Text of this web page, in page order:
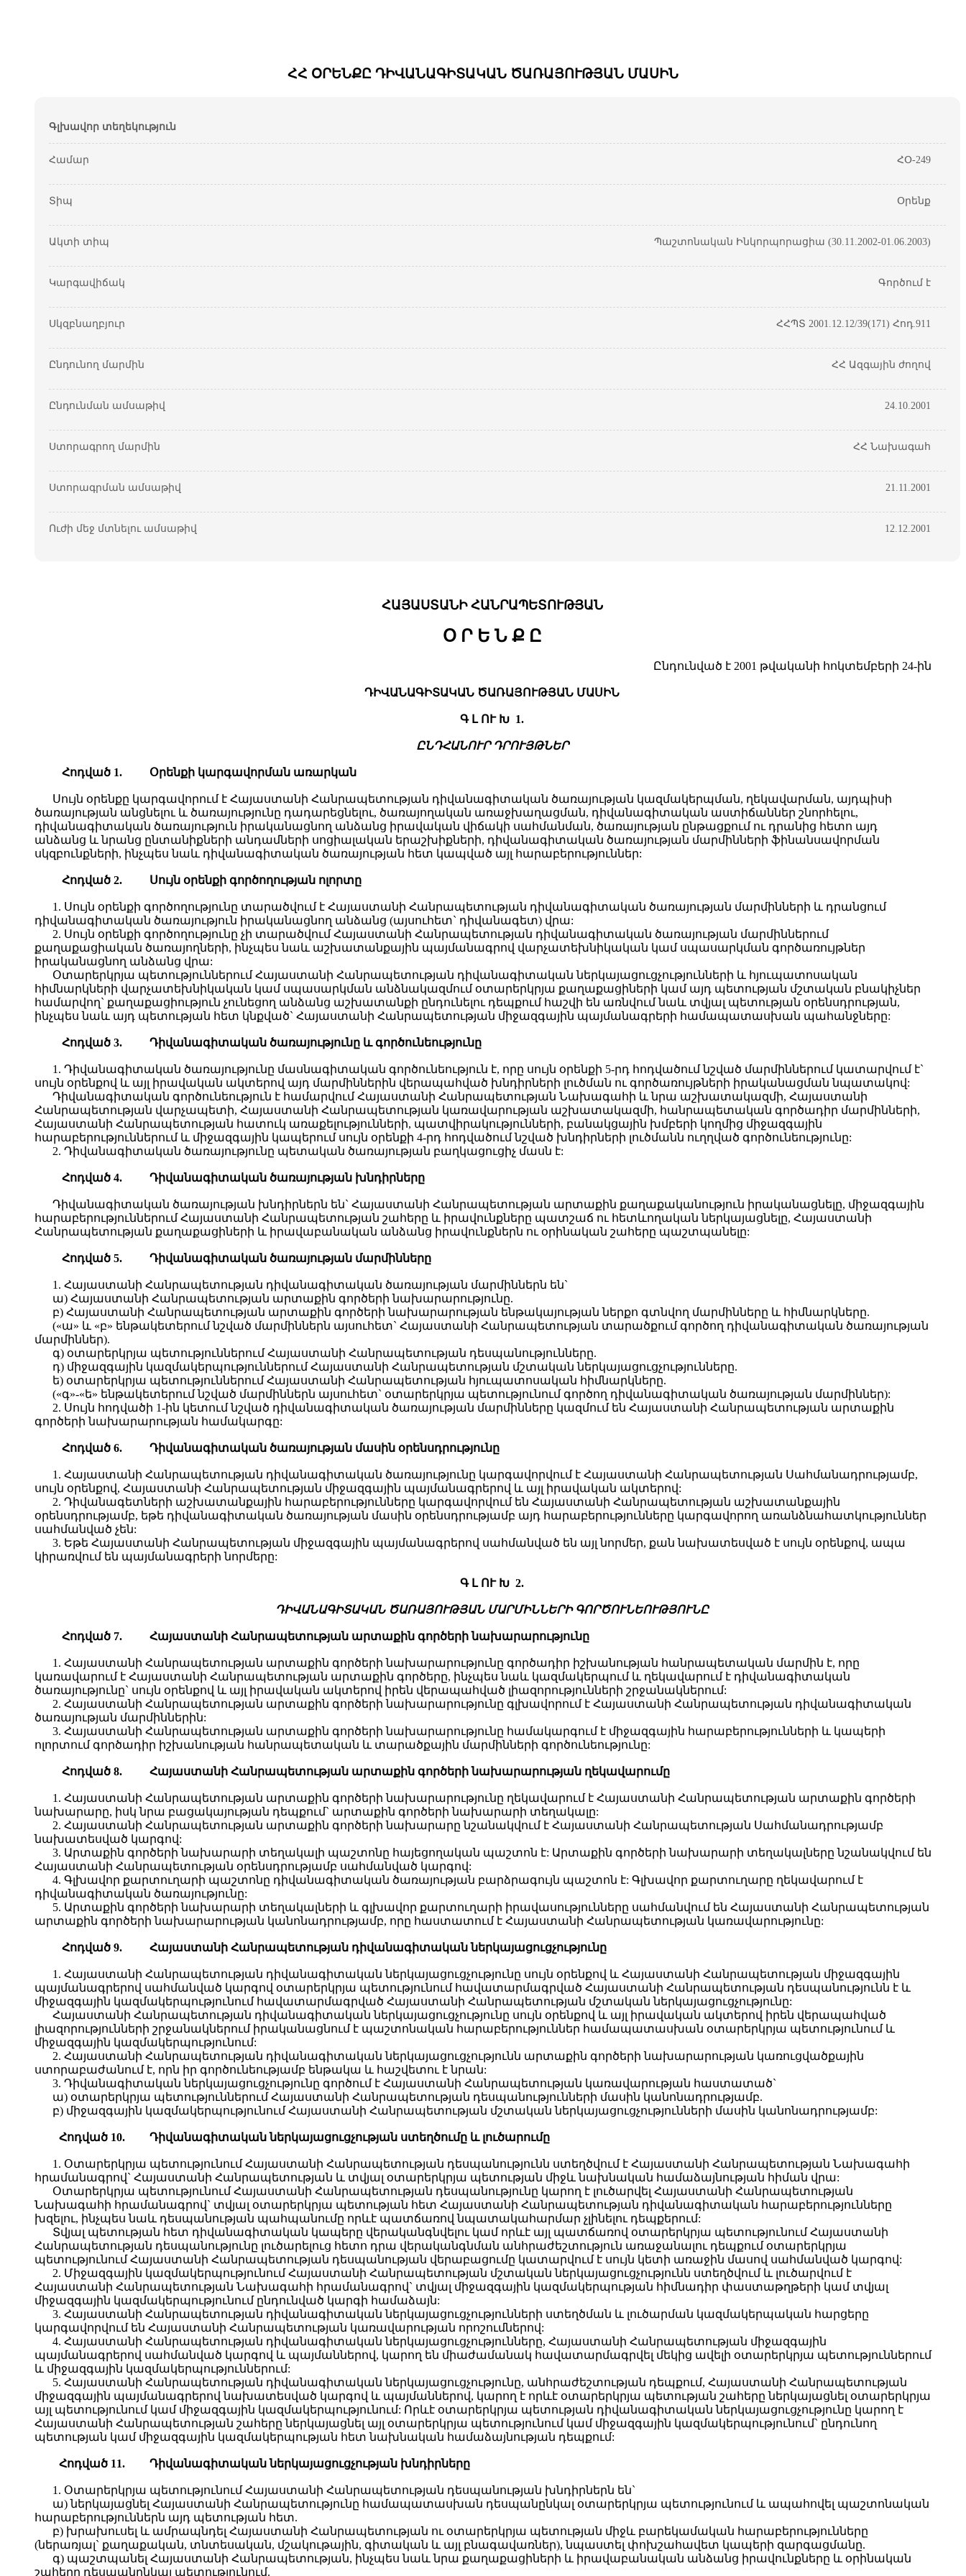
ՀՀ ՕՐԵՆՔԸ ԴԻՎԱՆԱԳԻՏԱԿԱՆ ԾԱՌԱՅՈՒԹՅԱՆ ՄԱՍԻՆ
Գլխավոր տեղեկություն
Համար ՀՕ-249
Տիպ Օրենք
Ակտի տիպ Պաշտոնական Ինկորպորացիա (30.11.2002-01.06.2003)
Կարգավիճակ Գործում է
Սկզբնաղբյուր ՀՀՊՏ 2001.12.12/39(171) Հոդ.911
Ընդունող մարմին ՀՀ Ազգային ժողով
Ընդունման ամսաթիվ 24.10.2001
Ստորագրող մարմին ՀՀ Նախագահ
Ստորագրման ամսաթիվ 21.11.2001
Ուժի մեջ մտնելու ամսաթիվ 12.12.2001
ՀԱՅԱՍՏԱՆԻ ՀԱՆՐԱՊԵՏՈՒԹՅԱՆ
Օ Ր Ե Ն Ք Ը
Ընդունված է 2001 թվականի հոկտեմբերի 24-ին
ԴԻՎԱՆԱԳԻՏԱԿԱՆ ԾԱՌԱՅՈՒԹՅԱՆ ՄԱՍԻՆ
Գ Լ ՈՒ Խ 1.
ԸՆԴՀԱՆՈՒՐ ԴՐՈՒՅԹՆԵՐ
Հոդված 1. Օրենքի կարգավորման առարկան
Սույն օրենքը կարգավորում է Հայաստանի Հանրապետության դիվանագիտական ծառայության կազմակերպման, ղեկավարման, այդպիսի
ծառայության անցնելու և ծառայությունը դադարեցնելու, ծառայողական առաջխաղացման, դիվանագիտական աստիճաններ շնորհելու,
դիվանագիտական ծառայություն իրականացնող անձանց իրավական վիճակի սահմանման, ծառայության ընթացքում ու դրանից հետո այդ
անձանց և նրանց ընտանիքների անդամների սոցիալական երաշխիքների, դիվանագիտական ծառայության մարմինների ֆինանսավորման
սկզբունքների, ինչպես նաև դիվանագիտական ծառայության հետ կապված այլ հարաբերություններ:
Հոդված 2. Սույն օրենքի գործողության ոլորտը
1. Սույն օրենքի գործողությունը տարածվում է Հայաստանի Հանրապետության դիվանագիտական ծառայության մարմինների և դրանցում
դիվանագիտական ծառայություն իրականացնող անձանց (այսուհետ` դիվանագետ) վրա:
2. Սույն օրենքի գործողությունը չի տարածվում Հայաստանի Հանրապետության դիվանագիտական ծառայության մարմիններում
քաղաքացիական ծառայողների, ինչպես նաև աշխատանքային պայմանագրով վարչատեխնիկական կամ սպասարկման գործառույթներ
իրականացնող անձանց վրա:
Օտարերկրյա պետություններում Հայաստանի Հանրապետության դիվանագիտական ներկայացուցչությունների և հյուպատոսական
հիմնարկների վարչատեխնիկական կամ սպասարկման անձնակազմում օտարերկրյա քաղաքացիների կամ այդ պետության մշտական բնակիչներ
համարվող` քաղաքացիություն չունեցող անձանց աշխատանքի ընդունելու դեպքում հաշվի են առնվում նաև տվյալ պետության օրենսդրության,
ինչպես նաև այդ պետության հետ կնքված` Հայաստանի Հանրապետության միջազգային պայմանագրերի համապատասխան պահանջները:
Հոդված 3. Դիվանագիտական ծառայությունը և գործունեությունը
1. Դիվանագիտական ծառայությունը մասնագիտական գործունեություն է, որը սույն օրենքի 5-րդ հոդվածում նշված մարմիններում կատարվում է`
սույն օրենքով և այլ իրավական ակտերով այդ մարմիններին վերապահված խնդիրների լուծման ու գործառույթների իրականացման նպատակով:
Դիվանագիտական գործունեություն է համարվում Հայաստանի Հանրապետության Նախագահի և նրա աշխատակազմի, Հայաստանի
Հանրապետության վարչապետի, Հայաստանի Հանրապետության կառավարության աշխատակազմի, հանրապետական գործադիր մարմինների,
Հայաստանի Հանրապետության հատուկ առաքելությունների, պատվիրակությունների, բանակցային խմբերի կողմից միջազգային
հարաբերություններում և միջազգային կապերում սույն օրենքի 4-րդ հոդվածում նշված խնդիրների լուծմանն ուղղված գործունեությունը:
2. Դիվանագիտական ծառայությունը պետական ծառայության բաղկացուցիչ մասն է:
Հոդված 4. Դիվանագիտական ծառայության խնդիրները
Դիվանագիտական ծառայության խնդիրներն են` Հայաստանի Հանրապետության արտաքին քաղաքականություն իրականացնելը, միջազգային
հարաբերություններում Հայաստանի Հանրապետության շահերը և իրավունքները պատշաճ ու հետևողական ներկայացնելը, Հայաստանի
Հանրապետության քաղաքացիների և իրավաբանական անձանց իրավունքներն ու օրինական շահերը պաշտպանելը:
Հոդված 5. Դիվանագիտական ծառայության մարմինները
1. Հայաստանի Հանրապետության դիվանագիտական ծառայության մարմիններն են`
ա) Հայաստանի Հանրապետության արտաքին գործերի նախարարությունը.
բ) Հայաստանի Հանրապետության արտաքին գործերի նախարարության ենթակայության ներքո գտնվող մարմինները և հիմնարկները.
(«ա» և «բ» ենթակետերում նշված մարմիններն այսուհետ` Հայաստանի Հանրապետության տարածքում գործող դիվանագիտական ծառայության
մարմիններ).
գ) օտարերկրյա պետություններում Հայաստանի Հանրապետության դեսպանությունները.
դ) միջազգային կազմակերպություններում Հայաստանի Հանրապետության մշտական ներկայացուցչությունները.
ե) օտարերկրյա պետություններում Հայաստանի Հանրապետության հյուպատոսական հիմնարկները.
(«գ»-«ե» ենթակետերում նշված մարմիններն այսուհետ` օտարերկրյա պետությունում գործող դիվանագիտական ծառայության մարմիններ):
2. Սույն հոդվածի 1-ին կետում նշված դիվանագիտական ծառայության մարմինները կազմում են Հայաստանի Հանրապետության արտաքին
գործերի նախարարության համակարգը:
Հոդված 6. Դիվանագիտական ծառայության մասին օրենսդրությունը
1. Հայաստանի Հանրապետության դիվանագիտական ծառայությունը կարգավորվում է Հայաստանի Հանրապետության Սահմանադրությամբ,
սույն օրենքով, Հայաստանի Հանրապետության միջազգային պայմանագրերով և այլ իրավական ակտերով:
2. Դիվանագետների աշխատանքային հարաբերությունները կարգավորվում են Հայաստանի Հանրապետության աշխատանքային
օրենսդրությամբ, եթե դիվանագիտական ծառայության մասին օրենսդրությամբ այդ հարաբերությունները կարգավորող առանձնահատկություններ
սահմանված չեն:
3. Եթե Հայաստանի Հանրապետության միջազգային պայմանագրերով սահմանված են այլ նորմեր, քան նախատեսված է սույն օրենքով, ապա
կիրառվում են պայմանագրերի նորմերը:
Գ Լ ՈՒ Խ 2.
ԴԻՎԱՆԱԳԻՏԱԿԱՆ ԾԱՌԱՅՈՒԹՅԱՆ ՄԱՐՄԻՆՆԵՐԻ ԳՈՐԾՈՒՆԵՈՒԹՅՈՒՆԸ
Հոդված 7. Հայաստանի Հանրապետության արտաքին գործերի նախարարությունը
1. Հայաստանի Հանրապետության արտաքին գործերի նախարարությունը գործադիր իշխանության հանրապետական մարմին է, որը
կառավարում է Հայաստանի Հանրապետության արտաքին գործերը, ինչպես նաև կազմակերպում և ղեկավարում է դիվանագիտական
ծառայությունը` սույն օրենքով և այլ իրավական ակտերով իրեն վերապահված լիազորությունների շրջանակներում:
2. Հայաստանի Հանրապետության արտաքին գործերի նախարարությունը գլխավորում է Հայաստանի Հանրապետության դիվանագիտական
ծառայության մարմիններին:
3. Հայաստանի Հանրապետության արտաքին գործերի նախարարությունը համակարգում է միջազգային հարաբերությունների և կապերի
ոլորտում գործադիր իշխանության հանրապետական և տարածքային մարմինների գործունեությունը:
Հոդված 8. Հայաստանի Հանրապետության արտաքին գործերի նախարարության ղեկավարումը
1. Հայաստանի Հանրապետության արտաքին գործերի նախարարությունը ղեկավարում է Հայաստանի Հանրապետության արտաքին գործերի
նախարարը, իսկ նրա բացակայության դեպքում` արտաքին գործերի նախարարի տեղակալը:
2. Հայաստանի Հանրապետության արտաքին գործերի նախարարը նշանակվում է Հայաստանի Հանրապետության Սահմանադրությամբ
նախատեսված կարգով:
3. Արտաքին գործերի նախարարի տեղակալի պաշտոնը հայեցողական պաշտոն է: Արտաքին գործերի նախարարի տեղակալները նշանակվում են
Հայաստանի Հանրապետության օրենսդրությամբ սահմանված կարգով:
4. Գլխավոր քարտուղարի պաշտոնը դիվանագիտական ծառայության բարձրագույն պաշտոն է: Գլխավոր քարտուղարը ղեկավարում է
դիվանագիտական ծառայությունը:
5. Արտաքին գործերի նախարարի տեղակալների և գլխավոր քարտուղարի իրավասությունները սահմանվում են Հայաստանի Հանրապետության
արտաքին գործերի նախարարության կանոնադրությամբ, որը հաստատում է Հայաստանի Հանրապետության կառավարությունը:
Հոդված 9. Հայաստանի Հանրապետության դիվանագիտական ներկայացուցչությունը
1. Հայաստանի Հանրապետության դիվանագիտական ներկայացուցչությունը սույն օրենքով և Հայաստանի Հանրապետության միջազգային
պայմանագրերով սահմանված կարգով օտարերկրյա պետությունում հավատարմագրված Հայաստանի Հանրապետության դեսպանությունն է և
միջազգային կազմակերպությունում հավատարմագրված Հայաստանի Հանրապետության մշտական ներկայացուցչությունը:
Հայաստանի Հանրապետության դիվանագիտական ներկայացուցչությունը սույն օրենքով և այլ իրավական ակտերով իրեն վերապահված
լիազորությունների շրջանակներում իրականացնում է պաշտոնական հարաբերություններ համապատասխան օտարերկրյա պետությունում և
միջազգային կազմակերպությունում:
2. Հայաստանի Հանրապետության դիվանագիտական ներկայացուցչությունն արտաքին գործերի նախարարության կառուցվածքային
ստորաբաժանում է, որն իր գործունեությամբ ենթակա և հաշվետու է նրան:
3. Դիվանագիտական ներկայացուցչությունը գործում է Հայաստանի Հանրապետության կառավարության հաստատած`
ա) օտարերկրյա պետություններում Հայաստանի Հանրապետության դեսպանությունների մասին կանոնադրությամբ.
բ) միջազգային կազմակերպությունում Հայաստանի Հանրապետության մշտական ներկայացուցչությունների մասին կանոնադրությամբ:
Հոդված 10. Դիվանագիտական ներկայացուցչության ստեղծումը և լուծարումը
1. Օտարերկրյա պետությունում Հայաստանի Հանրապետության դեսպանությունն ստեղծվում է Հայաստանի Հանրապետության Նախագահի
հրամանագրով` Հայաստանի Հանրապետության և տվյալ օտարերկրյա պետության միջև նախնական համաձայնության հիման վրա:
Օտարերկրյա պետությունում Հայաստանի Հանրապետության դեսպանությունը կարող է լուծարվել Հայաստանի Հանրապետության
Նախագահի հրամանագրով` տվյալ օտարերկրյա պետության հետ Հայաստանի Հանրապետության դիվանագիտական հարաբերությունները
խզելու, ինչպես նաև դեսպանության պահպանումը որևէ պատճառով նպատակահարմար չլինելու դեպքերում:
Տվյալ պետության հետ դիվանագիտական կապերը վերականգնվելու կամ որևէ այլ պատճառով օտարերկրյա պետությունում Հայաստանի
Հանրապետության դեսպանությունը լուծարելուց հետո դրա վերականգնման անհրաժեշտություն առաջանալու դեպքում օտարերկրյա
պետությունում Հայաստանի Հանրապետության դեսպանության վերաբացումը կատարվում է սույն կետի առաջին մասով սահմանված կարգով:
2. Միջազգային կազմակերպությունում Հայաստանի Հանրապետության մշտական ներկայացուցչությունն ստեղծվում և լուծարվում է
Հայաստանի Հանրապետության Նախագահի հրամանագրով` տվյալ միջազգային կազմակերպության հիմնադիր փաստաթղթերի կամ տվյալ
միջազգային կազմակերպությունում ընդունված կարգի համաձայն:
3. Հայաստանի Հանրապետության դիվանագիտական ներկայացուցչությունների ստեղծման և լուծարման կազմակերպական հարցերը
կարգավորվում են Հայաստանի Հանրապետության կառավարության որոշումներով:
4. Հայաստանի Հանրապետության դիվանագիտական ներկայացուցչությունները, Հայաստանի Հանրապետության միջազգային
պայմանագրերով սահմանված կարգով և պայմաններով, կարող են միաժամանակ հավատարմագրվել մեկից ավելի օտարերկրյա պետություններում
և միջազգային կազմակերպություններում:
5. Հայաստանի Հանրապետության դիվանագիտական ներկայացուցչությունը, անհրաժեշտության դեպքում, Հայաստանի Հանրապետության
միջազգային պայմանագրերով նախատեսված կարգով և պայմաններով, կարող է որևէ օտարերկրյա պետության շահերը ներկայացնել օտարերկրյա
այլ պետությունում կամ միջազգային կազմակերպությունում: Որևէ օտարերկրյա պետության դիվանագիտական ներկայացուցչությունը կարող է
Հայաստանի Հանրապետության շահերը ներկայացնել այլ օտարերկրյա պետությունում կամ միջազգային կազմակերպությունում` ընդունող
պետության կամ միջազգային կազմակերպության հետ նախնական համաձայնության դեպքում:
Հոդված 11. Դիվանագիտական ներկայացուցչության խնդիրները
1. Օտարերկրյա պետությունում Հայաստանի Հանրապետության դեսպանության խնդիրներն են`
ա) ներկայացնել Հայաստանի Հանրապետությունը համապատասխան դեսպանընկալ օտարերկրյա պետությունում և ապահովել պաշտոնական
հարաբերություններն այդ պետության հետ.
բ) խրախուսել և ամրապնդել Հայաստանի Հանրապետության ու օտարերկրյա պետության միջև բարեկամական հարաբերությունները
(ներառյալ` քաղաքական, տնտեսական, մշակութային, գիտական և այլ բնագավառներ), նպաստել փոխշահավետ կապերի զարգացմանը.
գ) պաշտպանել Հայաստանի Հանրապետության, ինչպես նաև նրա քաղաքացիների և իրավաբանական անձանց իրավունքները և օրինական
շահերը դեսպանընկալ պետությունում.